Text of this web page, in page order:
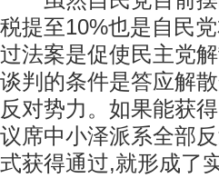
税提至10%也是自民
过法案是促使民主党
谈判的条件是答应解
反对势力。如果能获
议席中小泽派系全部
式获得通过,就形成了